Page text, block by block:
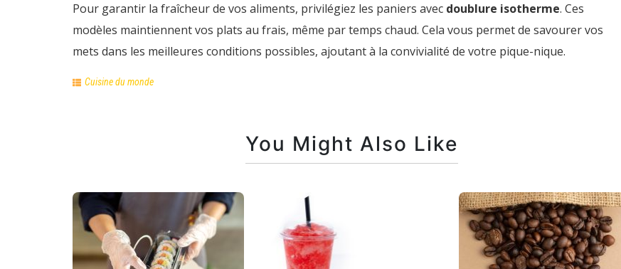
Pour garantir la fraîcheur de vos aliments, privilégiez les paniers avec doublure isotherme. Ces
modèles maintiennent vos plats au frais, même par temps chaud. Cela vous permet de savourer vos
mets dans les meilleures conditions possibles, ajoutant à la convivialité de votre pique-nique.
Cuisine du monde
You Might Also Like